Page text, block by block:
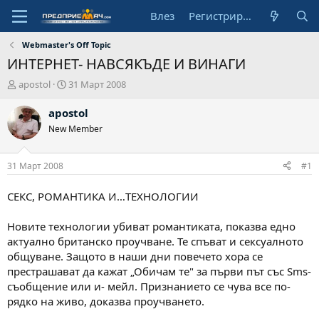
Влез Регистрирай се
Webmaster's Off Topic
ИНТЕРНЕТ- НАВСЯКЪДЕ И ВИНАГИ
А
т
о
р
apostol
Н
ч
л
д
т
31 Март 2008
apostol
New Member
31 Март 2008 #1
СЕКС, РОМАНТИКА И…ТЕХНОЛОГИИ
Новите технологии убиват романтиката, показва едно
актуално британско проучване. Те спъват и сексуалното
общуване. Защото в наши дни повечето хора се
престрашават да кажат „Обичам те" за първи път със Sms-
съобщение или и- мейл. Признанието се чува все по-
рядко на живо, доказва проучването.